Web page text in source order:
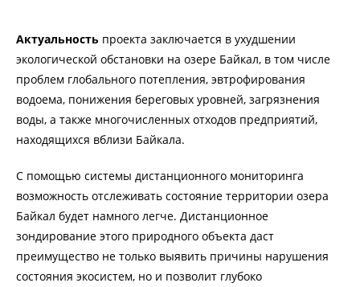
Актуальность проекта заключается в ухудшении
экологической обстановки на озере Байкал, в том числе
проблем глобального потепления, эвтрофирования
водоема, понижения береговых уровней, загрязнения
воды, а также многочисленных отходов предприятий,
находящихся вблизи Байкала.
С помощью системы дистанционного мониторинга
возможность отслеживать состояние территории озера
Байкал будет намного легче. Дистанционное
зондирование этого природного объекта даст
преимущество не только выявить причины нарушения
состояния экосистем, но и позволит глубоко